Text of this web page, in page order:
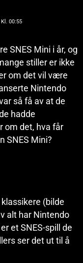
Kl. 00:55
SNES Mini i år, og
stiller er ikke
om det vil være
Nintendo
så få av at de
hadde
om det, hva får
SNES Mini?
(bilde
alt har Nintendo
et SNES-spill de
ser det ut til å